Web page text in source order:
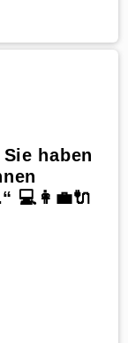
haben
💻👩‍💼🔌